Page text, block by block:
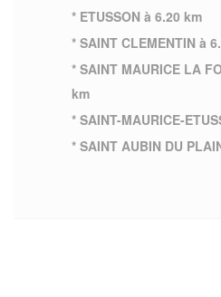
* ETUSSON à 6.20 km
* SAINT CLEMENTIN à
* SAINT MAURICE LA
km
* SAINT-MAURICE-
* SAINT AUBIN DU